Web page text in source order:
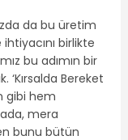
da bu üretim
birlikte
bu adımın bir
‘Kırsalda Bereket
gibi hem
mera
bunu bütün